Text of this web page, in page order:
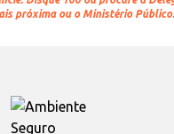
próxima ou o Ministério Público.